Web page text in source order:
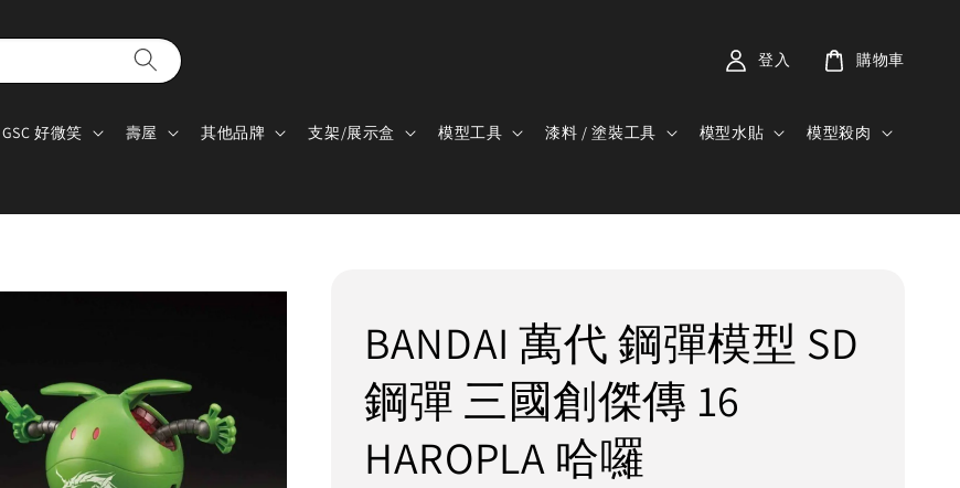
GSC 好微笑 壽屋 其他品牌 支架/展示盒 模型工具 漆料 / 塗裝工具 模型水貼 模型殺肉
登入 購物車
BANDAI 萬代 鋼彈模型 SD
鋼彈 三國創傑傳 16
HAROPLA 哈囉